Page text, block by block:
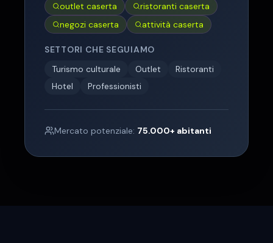
outlet caserta
ristoranti caserta
negozi caserta
attività caserta
SETTORI CHE SEGUIAMO
Turismo culturale
Outlet
Ristoranti
Hotel
Professionisti
Mercato potenziale: 75.000+ abitanti